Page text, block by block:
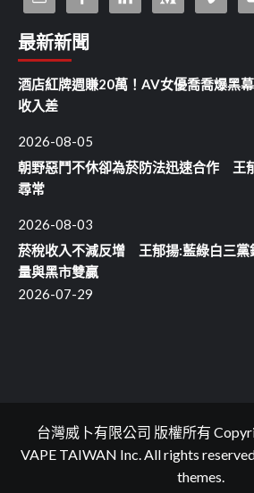
最新新聞
酒店紅牌週賺20萬！AV女優喬喬爆黑
收入差
2026-08-05
朝野惡鬥不休卻為菸防法迅速合作 王
尋常
2026-08-03
菸稅收入不減反增 王郁揚:藍綠白三黨
量與黑市雙贏
2026-07-29
台灣威卜有限公司 版權所有
VAPE TAIWAN Inc. All rights
themes.